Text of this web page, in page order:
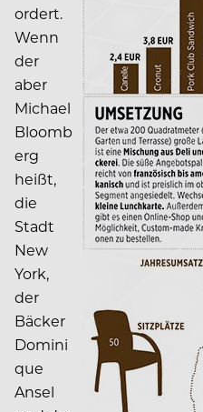
ordert.
Wenn
der
aber
Michael
Bloomb
erg
heißt,
die
Stadt
New
York,
der
Bäcker
Domini
que
Ansel